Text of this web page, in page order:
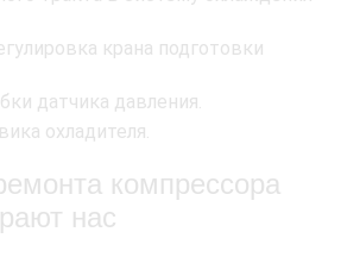
крана подготовки
датчика давления.
охладителя.
компрессора
нас